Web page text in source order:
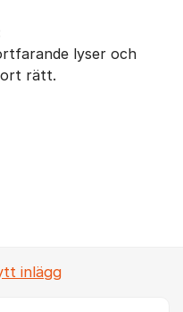
lyser och
rätt.
inlägg